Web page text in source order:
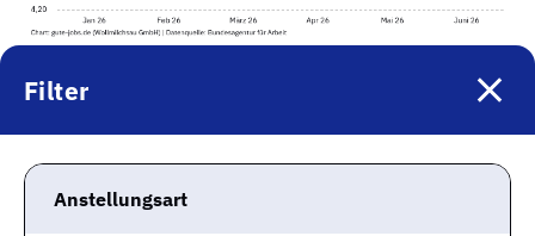
Filter
Anstellungsart
Wie man dem Schaubild entnehmen kann, sinkt der
Faktor, die Relation zwischen offenen Stellen und
verfügbaren Fachkräften.Es gab also noch vor 6
Monaten mehr Arbeitslose pro offener Stelle als es